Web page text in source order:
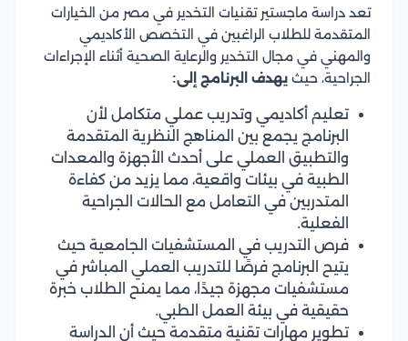
تعد دراسة ماجستير تقنيات التخدير في مصر من الخيارات
المتقدمة للطلاب الراغبين في التخصص الأكاديمي
والمهني في مجال التخدير والرعاية الصحية أثناء الإجراءات
الجراحية، حيث يهدف البرنامج إلى:
تعليم أكاديمي وتدريب عملي متكامل لأن
البرنامج يجمع بين المناهج النظرية المتقدمة
والتطبيق العملي على أحدث الأجهزة والمعدات
الطبية في بيئات واقعية، مما يزيد من كفاءة
المتدربين في التعامل مع الحالات الجراحية
الفعلية.
فرص التدريب في المستشفيات الجامعية حيث
يتيح البرنامج فرصًا للتدريب العملي المباشر في
مستشفيات مجهزة جيدًا، مما يمنح الطلاب خبرة
حقيقية في بيئة العمل الطبي.
تطوير مهارات تقنية متقدمة حيث أن الدراسة